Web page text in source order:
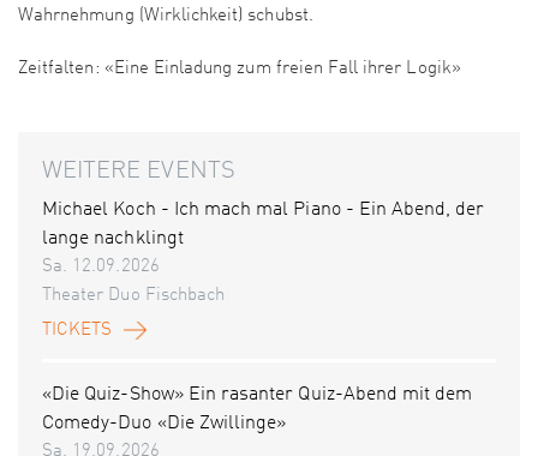
Wahrnehmung (Wirklichkeit) schubst.
Zeitfalten: «Eine Einladung zum freien Fall ihrer Logik»
WEITERE EVENTS
Michael Koch - Ich mach mal Piano - Ein Abend, der
lange nachklingt
Sa. 12.09.2026
Theater Duo Fischbach
TICKETS
«Die Quiz-Show» Ein rasanter Quiz-Abend mit dem
Comedy-Duo «Die Zwillinge»
Sa. 19.09.2026